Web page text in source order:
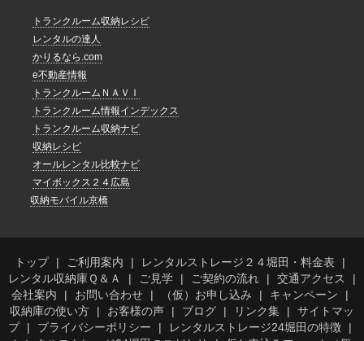
トランクルーム収納レシピ
レンタルの達人
かりるなら.com
e不動産情報
トランクルームＮＡＶＩ
トランクルーム情報インデックス
トランクルーム収納ナビ
収納レシピ
オールレンタル比較ナビ
マイボックス２４広島
収納モバイル京橋
トップ ご利用案内
レンタルストレージ２４堀田・料金表
レンタル収納庫Ｑ＆Ａ
ご見学 ご契約の流れ
交通アクセス
会社案内
お問い合わせ （仮）お申し込み
キャンペーン
収納庫の使い方
お客様の声 ブログ リンク集
サイトマッ
プ
プライバシーポリシー
レンタルストレージ24堀田の特徴